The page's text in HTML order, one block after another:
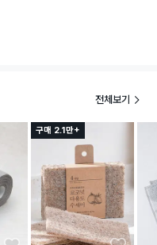
전체보기
구매 2.1만+